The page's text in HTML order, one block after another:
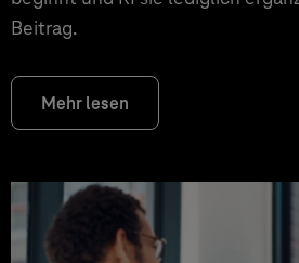
Beitrag.
Mehr lesen